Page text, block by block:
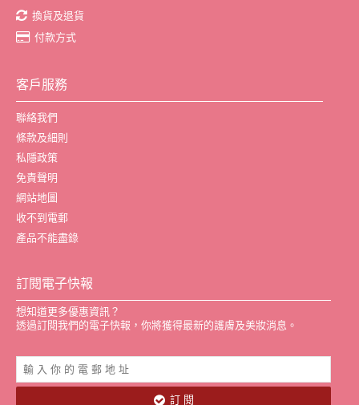
換貨及退貨
付款方式
客戶服務
聯絡我們
條款及細則
私隱政策
免責聲明
網站地圖
收不到電郵
產品不能盡錄
訂閱電子快報
想知道更多優惠資訊？
透過訂閱我們的電子快報，你將獲得最新的護膚及美妝消息。
訂 閱